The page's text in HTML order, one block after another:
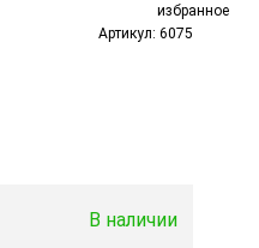
Артикул: 6075
В наличии